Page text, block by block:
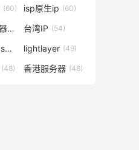
(60) isp原生ip (60)
洛杉矶服务器(57) 台湾IP (54)
英国家宽vps(50) lightlayer (49)
(48) 香港服务器 (48)